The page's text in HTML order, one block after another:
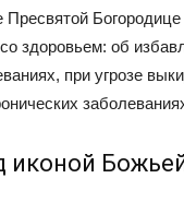
здоровьем: об
при угрозе
иконой